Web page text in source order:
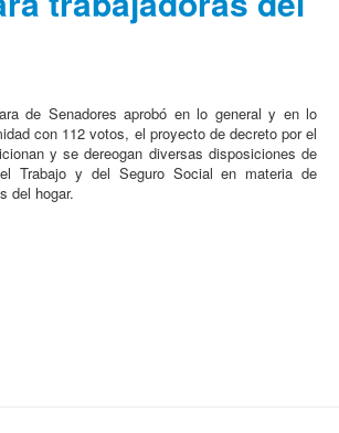
de Senadores aprobó en lo general y en lo
con 112 votos, el proyecto de decreto por el
y se dereogan diversas disposiciones de
Trabajo y del Seguro Social en materia de
del hogar.